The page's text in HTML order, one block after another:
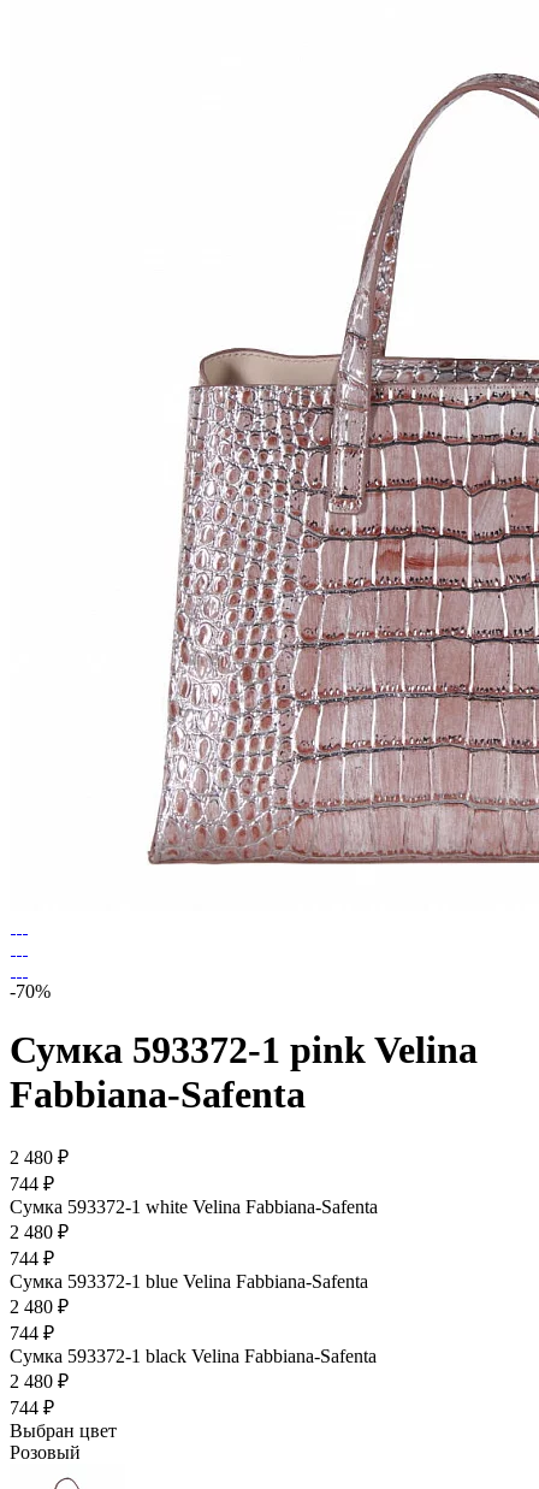
-70%
Сумка 593372-1 pink Velina
Fabbiana-Safenta
2 480 ₽
744 ₽
Сумка 593372-1 white Velina Fabbiana-Safenta
2 480 ₽
744 ₽
Сумка 593372-1 blue Velina Fabbiana-Safenta
2 480 ₽
744 ₽
Сумка 593372-1 black Velina Fabbiana-Safenta
2 480 ₽
744 ₽
Выбран цвет
Розовый